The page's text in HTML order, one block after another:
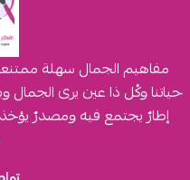
مفاهيم الجمال سهلة
حياتنا وكُل ذا عين يرى الجمال
إطارٌ يجتمع فيه ومصدرٌ